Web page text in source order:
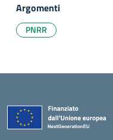
Argomenti
PNRR